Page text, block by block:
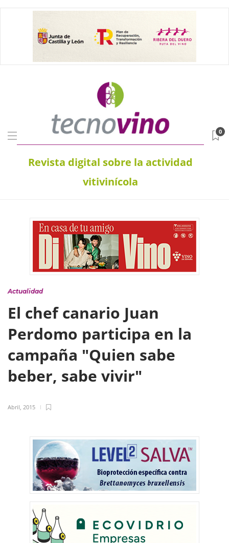
Revista digital sobre la actividad
vitivinícola
0
Actualidad
El chef canario Juan
Perdomo participa en la
campaña "Quien sabe
beber, sabe vivir"
Abril, 2015